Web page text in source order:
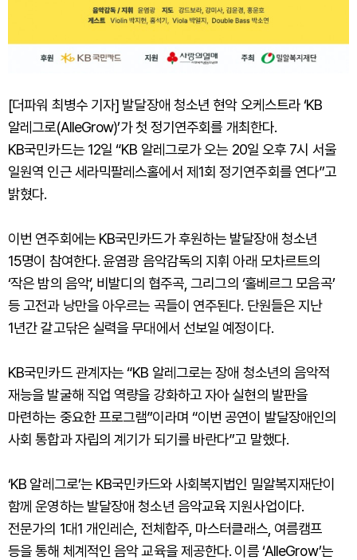
[더파워 최병수 기자] 발달장애 청소년 현악 오케스트라 ‘KB
알레그로(AlleGrow)’가 첫 정기연주회를 개최한다.
KB국민카드는 12일 “KB 알레그로가 오는 20일 오후 7시 서울
일원역 인근 세라믹팔레스홀에서 제1회 정기연주회를 연다”고
밝혔다.
이번 연주회에는 KB국민카드가 후원하는 발달장애 청소년
15명이 참여한다. 윤염광 음악감독의 지휘 아래 모차르트의
‘작은 밤의 음악’, 비발디의 협주곡, 그리그의 ‘홀베르그 모음곡’
등 고전과 낭만을 아우르는 곡들이 연주된다. 단원들은 지난
1년간 갈고닦은 실력을 무대에서 선보일 예정이다.
KB국민카드 관계자는 “KB 알레그로는 장애 청소년의 음악적
재능을 발굴해 직업 역량을 강화하고 자아 실현의 발판을
마련하는 중요한 프로그램”이라며 “이번 공연이 발달장애인의
사회 통합과 자립의 계기가 되기를 바란다”고 말했다.
‘KB 알레그로’는 KB국민카드와 사회복지법인 밀알복지재단이
함께 운영하는 발달장애 청소년 음악교육 지원사업이다.
전문가의 1대1 개인레슨, 전체합주, 마스터클래스, 여름캠프
등을 통해 체계적인 음악 교육을 제공한다. 이름 ‘AlleGrow’는